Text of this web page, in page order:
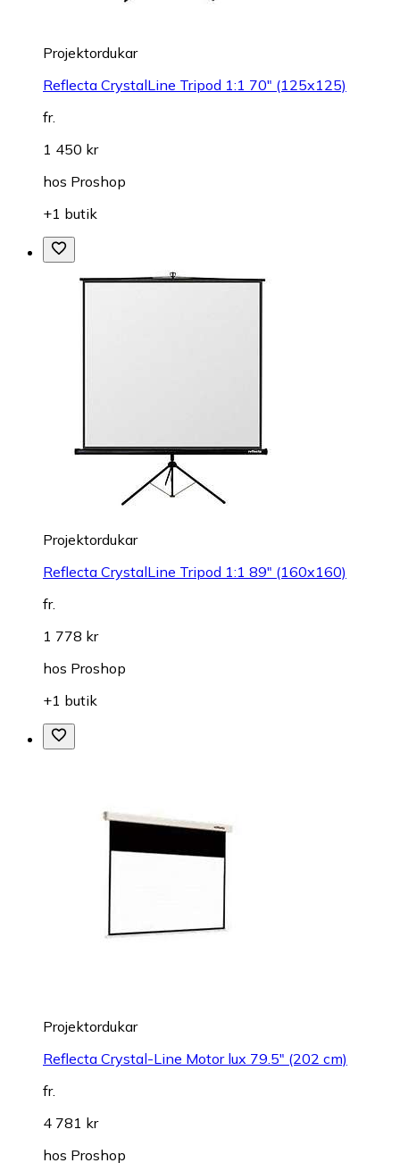
Projektordukar
Reflecta CrystalLine Tripod 1:1 70" (125x125)
fr.
1 450 kr
hos Proshop
+1 butik
Projektordukar
Reflecta CrystalLine Tripod 1:1 89" (160x160)
fr.
1 778 kr
hos Proshop
+1 butik
Projektordukar
Reflecta Crystal-Line Motor lux 79.5" (202 cm)
fr.
4 781 kr
hos Proshop